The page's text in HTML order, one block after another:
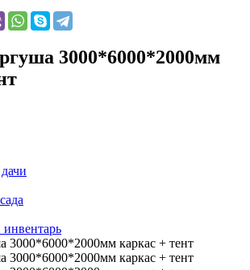
3000*6000*2000мм
3000*6000*2000мм каркас + тент